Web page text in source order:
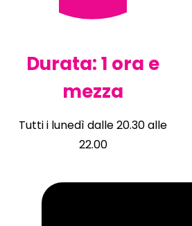
Durata: 1 ora e
mezza
Tutti i lunedì dalle 20.30 alle
22.00